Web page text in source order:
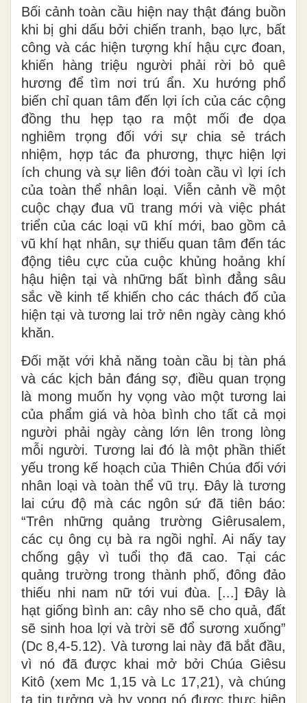
Bối cảnh toàn cầu hiện nay thật đáng buồn
khi bị ghi dấu bởi chiến tranh, bạo lực, bất
công và các hiện tượng khí hậu cực đoan,
khiến hàng triệu người phải rời bỏ quê
hương để tìm nơi trú ẩn. Xu hướng phổ
biến chỉ quan tâm đến lợi ích của các cộng
đồng thu hẹp tạo ra một mối đe dọa
nghiêm trọng đối với sự chia sẻ trách
nhiệm, hợp tác đa phương, thực hiện lợi
ích chung và sự liên đới toàn cầu vì lợi ích
của toàn thể nhân loại. Viễn cảnh về một
cuộc chạy đua vũ trang mới và việc phát
triển của các loại vũ khí mới, bao gồm cả
vũ khí hạt nhân, sự thiếu quan tâm đến tác
động tiêu cực của cuộc khủng hoảng khí
hậu hiện tại và những bất bình đẳng sâu
sắc về kinh tế khiến cho các thách đố của
hiện tại và tương lai trở nên ngày càng khó
khăn.
Đối mặt với khả năng toàn cầu bị tàn phá
và các kịch bản đáng sợ, điều quan trọng
là mong muốn hy vọng vào một tương lai
của phẩm giá và hòa bình cho tất cả mọi
người phải ngày càng lớn lên trong lòng
mỗi người. Tương lai đó là một phần thiết
yếu trong kế hoạch của Thiên Chúa đối với
nhân loại và toàn thể vũ trụ. Đây là tương
lai cứu độ mà các ngôn sứ đã tiên báo:
“Trên những quảng trường Giêrusalem,
các cụ ông cụ bà ra ngồi nghỉ. Ai nấy tay
chống gậy vì tuổi thọ đã cao. Tại các
quảng trường trong thành phố, đông đảo
thiếu nhi nam nữ tới vui đùa. [...] Đây là
hạt giống bình an: cây nho sẽ cho quả, đất
sẽ sinh hoa lợi và trời sẽ đổ sương xuống”
(Dc 8,4-5.12). Và tương lai này đã bắt đầu,
vì nó đã được khai mở bởi Chúa Giêsu
Kitô (xem Mc 1,15 và Lc 17,21), và chúng
ta tin tưởng và hy vọng nó được thực hiện